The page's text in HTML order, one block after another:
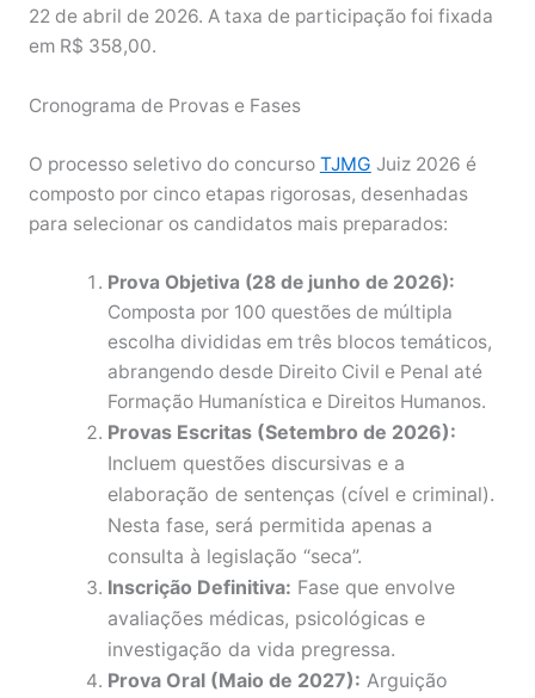
22 de abril de 2026. A taxa de participação foi fixada
em R$ 358,00.
Cronograma de Provas e Fases
O processo seletivo do concurso TJMG Juiz 2026 é
composto por cinco etapas rigorosas, desenhadas
para selecionar os candidatos mais preparados:
Prova Objetiva (28 de junho de 2026):
Composta por 100 questões de múltipla
escolha divididas em três blocos temáticos,
abrangendo desde Direito Civil e Penal até
Formação Humanística e Direitos Humanos.
Provas Escritas (Setembro de 2026):
Incluem questões discursivas e a
elaboração de sentenças (cível e criminal).
Nesta fase, será permitida apenas a
consulta à legislação “seca”.
Inscrição Definitiva: Fase que envolve
avaliações médicas, psicológicas e
investigação da vida pregressa.
Prova Oral (Maio de 2027): Arguição